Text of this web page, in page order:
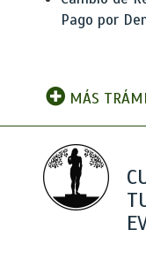
Pago por
MÁS